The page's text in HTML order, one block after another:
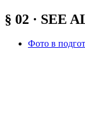
§ 02 · SEE
Фото в